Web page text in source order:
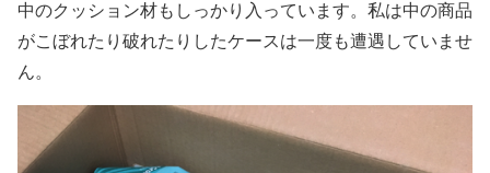
中のクッション材もしっかり入っています。私は中の商品
がこぼれたり破れたりしたケースは一度も遭遇していませ
ん。